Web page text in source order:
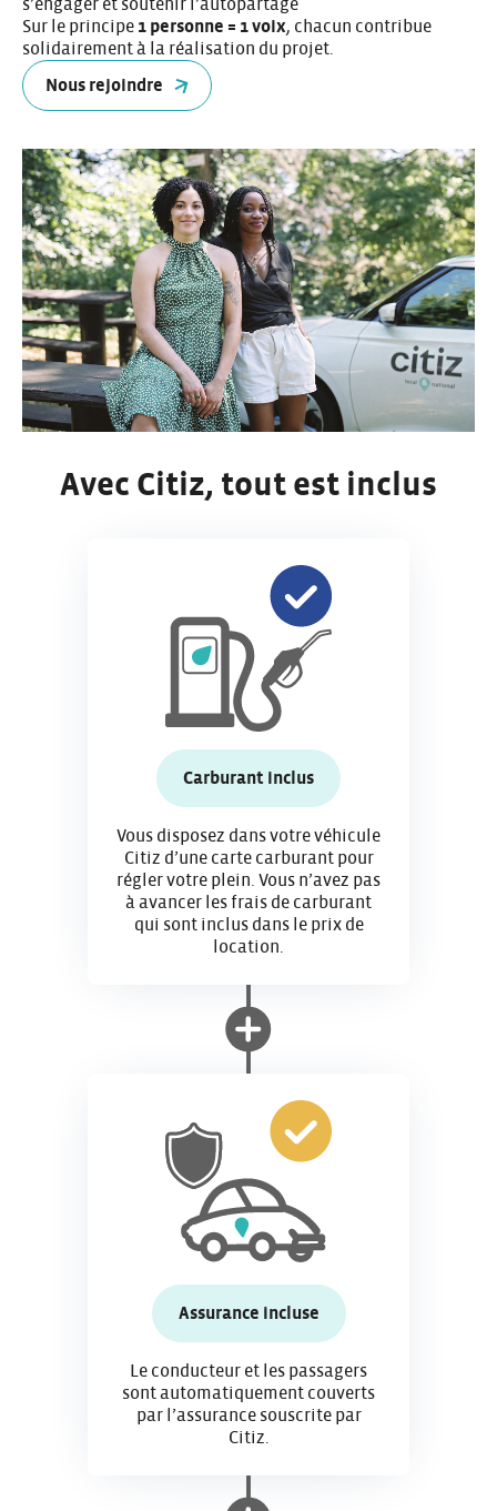
s’engager et soutenir l’autopartage
Sur le principe 1 personne = 1 voix, chacun contribue
solidairement à la réalisation du projet.
Nous rejoindre
Avec Citiz, tout est inclus
Carburant inclus
Vous disposez dans votre véhicule
Citiz d’une carte carburant pour
régler votre plein. Vous n’avez pas
à avancer les frais de carburant
qui sont inclus dans le prix de
location.
Assurance incluse
Le conducteur et les passagers
sont automatiquement couverts
par l’assurance souscrite par
Citiz.